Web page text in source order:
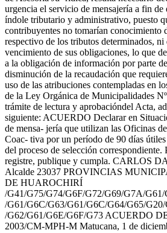
urgencia el servicio de mensajería a fin
índole tributario y administrativo, puesto
contribuyentes no tomarían conocimiento
respectivo de los tributos determinados, ni
vencimiento de sus obligaciones, lo que
a la obligación de información por parte
disminución de la recaudación que
uso de las atribuciones contempladas en
de la Ley Orgánica de Municipalidades
trámite de lectura y aprobacióndel Acta,
siguiente: ACUERDO Declarar en
de mensa- jería que utilizan las Oficinas
Coac- tiva por un período de 90 días
del proceso de selección
registre, publique y cumpla. CARLOS
Alcalde 23037 PROVINCIAS
DE HUAROCHIRÍ
/G41/G75/G74/G6F/G72/G69/G7A/
/G61/G6C/G63/G61/G6C/G64/G65/
/G62/G61/G6E/G6F/G73 ACUERDO
2003/CM-MPH-M Matucana, 1 de